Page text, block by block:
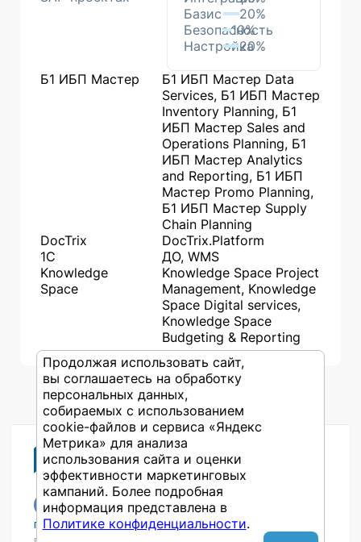
Базис
20%
Безопасность
10%
Настройка20%
Б1 ИБП Мастер
Б1 ИБП Мастер Data
Services, Б1 ИБП Мастер
Inventory Planning, Б1
ИБП Мастер Sales and
Operations Planning, Б1
ИБП Мастер Analytics
and Reporting, Б1 ИБП
Мастер Promo Planning,
Б1 ИБП Мастер Supply
Chain Planning
DocTrix
DocTrix.Platform
1С
ДО, WMS
Knowledge
Space
Knowledge Space Project
Management, Knowledge
Space Digital services,
Knowledge Space
Budgeting & Reporting
Публикации Учебный центр
Продолжая использовать сайт,
вы соглашаетесь на обработку
персональных данных,
собираемых с использованием
cookie-файлов и сервиса «Яндекс
Метрика» для анализа
использования сайта и оценки
эффективности маркетинговых
кампаний. Более подробная
информация представлена в
Политике конфиденциальности.